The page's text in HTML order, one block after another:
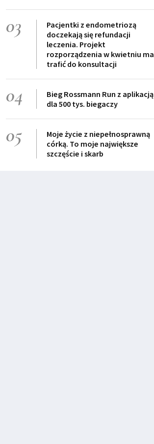
03
Pacjentki z endometriozą
doczekają się refundacji
leczenia. Projekt
rozporządzenia w kwietniu ma
trafić do konsultacji
04
Bieg Rossmann Run z aplikacją
dla 500 tys. biegaczy
05
Moje życie z niepełnosprawną
córką. To moje największe
szczęście i skarb